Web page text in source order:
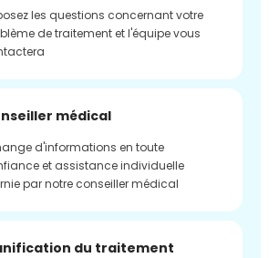
les questions concernant votre
de traitement et l'équipe vous
médical
d'informations en toute
et assistance individuelle
par notre conseiller médical
du traitement